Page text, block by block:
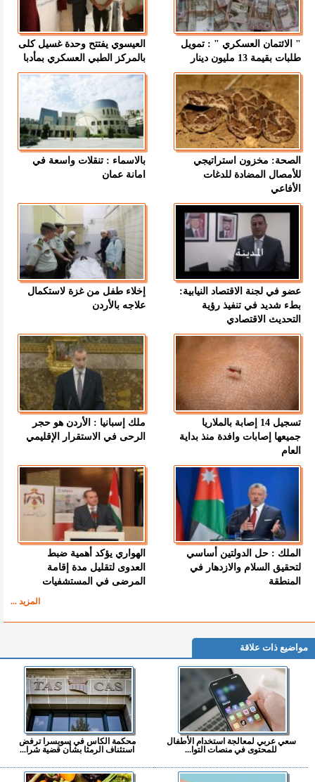
" الائتمان العسكري " : تمويل
طلبات بقيمة 13 مليون دينار
العيسوي يفتتح وحدة غسيل كلى
بالمركز الطبي العسكري بمأدبا
الصحة: مخزون استراتيجي
للأمصال المضادة للدغات
الأفاعي
بالاسماء : تنقلات واسعة في
امانة عمان
عضو في لجنة الاقتصاد النيابية:
بطء شديد في تنفيذ رؤية
التحديث الاقتصادي
إخلاء طفل من غزة لاستكمال
علاجه بالأردن
تسجيل 14 إصابة بالملاريا
جميعها إصابات وافدة منذ بداية
العام
ملك إسبانيا : الأردن هو حجر
الرحى في الاستقرار الإقليمي
الملك : حل الدولتين أساسي
لتحقيق السلام والازدهار في
المنطقة
الهواري يؤكد أهمية ضبط
العدوى لتقليل مدة إقامة
المرضى في المستشفيات
المزيد ...
مواضيع ذات علاقة
سعي عربي لمعالجة استخدام الأطفال
للمحتوى في منصات التوا...
محكمة الكاس في سويسرا ترفض
استئناف الرمثا بشأن قضية شرا...